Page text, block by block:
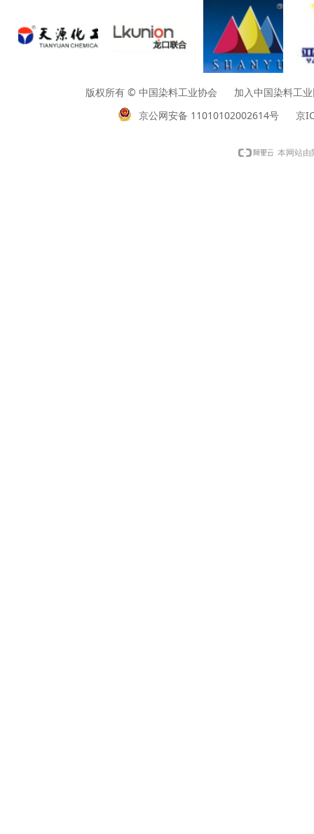
版权所有 © 中国染料工业协会 加入中国染料工业
京公网安备 11010102002614号
京
本网站由